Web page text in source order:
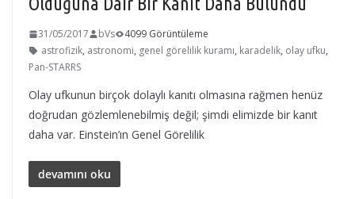
31/05/2017 bVs
4099 Görüntüleme
astrofizik, astronomi, genel görelilik kuramı, karadelik, olay ufku,
Pan-STARRS
Olay ufkunun birçok dolaylı kanıtı olmasına rağmen henüz
doğrudan gözlemlenebilmiş değil; şimdi elimizde bir kanıt
daha var. Einstein’ın Genel Görelilik
devamını oku